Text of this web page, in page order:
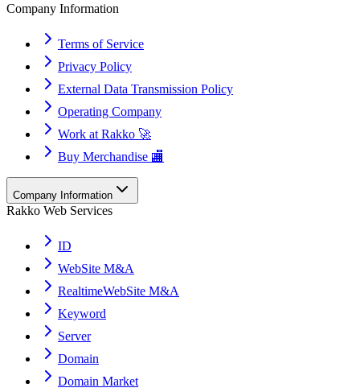
Company Information
Terms of Service
Privacy Policy
External Data Transmission Policy
Operating Company
Work at Rakko 🚀
Buy Merchandise 🏬
Company Information
Rakko Web Services
ID
WebSite M&A
RealtimeWebSite M&A
Keyword
Server
Domain
Domain Market